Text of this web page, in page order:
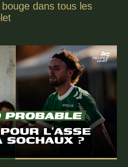
dans tous les